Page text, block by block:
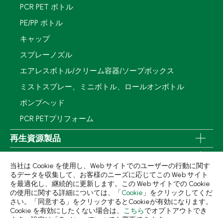
PCR PET ボトル
PE/PP ボトル
キャップ
スプレーノズル
エアレスボトル/クリーム容器/ソープボックス
ミストスプレー、ミニボトル、ロールオンボトル
ポンプヘッド
PCR PETプリフォーム
再生資源製品
使用用途
持続可能な経営
ニュース
当社は Cookie を使用し、Web サイトでのユーザーの行動に関す
るデータを収集して、お客様のニーズに応じてこの Web サイト
を最適化し、継続的に更新します。この Web サイトでの Cookie
の使用に関する詳細については、「Cookie 」をクリックしてくだ
さい。「同意する」をクリックするとCookieが有効になります。
Cookie を有効にしたくない場合は、 こちらでオプトアウトでき